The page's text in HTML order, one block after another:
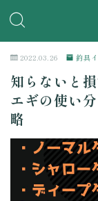
エギング釣果
エギングポイ
2022.03.26 釣具
知らないと
エギの使い
略